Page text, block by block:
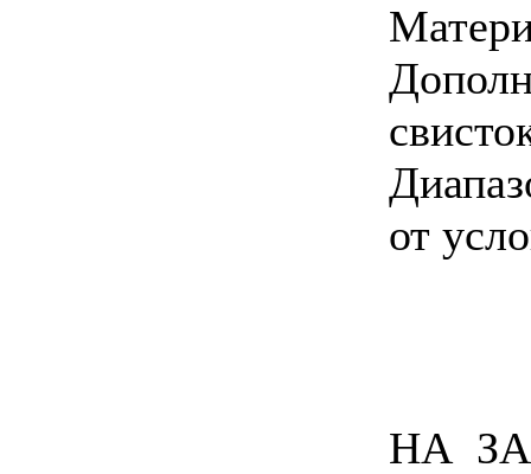
от
НА